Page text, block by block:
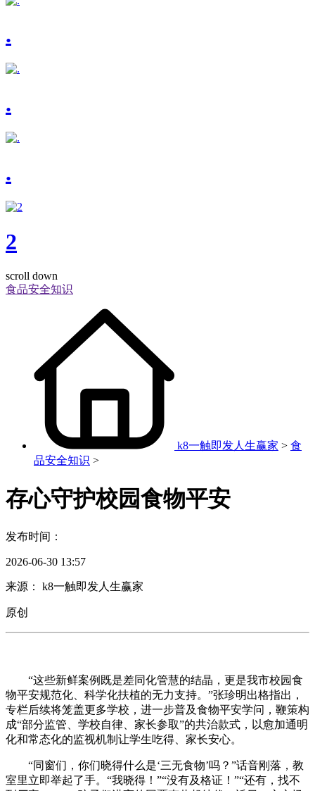
.
.
.
2
scroll down
食品安全知识
k8一触即发人生赢家 > 食
品安全知识 >
存心守护校园食物平安
发布时间：
2026-06-30 13:57
来源： k8一触即发人生赢家
原创
“这些新鲜案例既是差同化管慧的结晶，更是我市校园食
物平安规范化、科学化扶植的无力支持。”张珍明出格指出，
专栏后续将笼盖更多学校，进一步普及食物平安学问，鞭策构
成“部分监管、学校自律、家长参取”的共治款式，以愈加通明
化和常态化的监视机制让学生吃得、家长安心。
“同窗们，你们晓得什么是‘三无食物’吗？”话音刚落，教
室里立即举起了手。“我晓得！”“没有及格证！”“还有，找不